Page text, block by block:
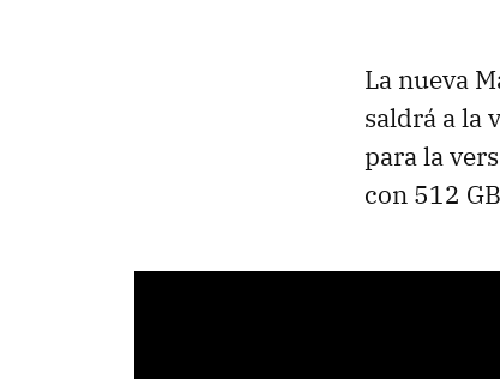
La nueva
saldrá a la
para la
con 512